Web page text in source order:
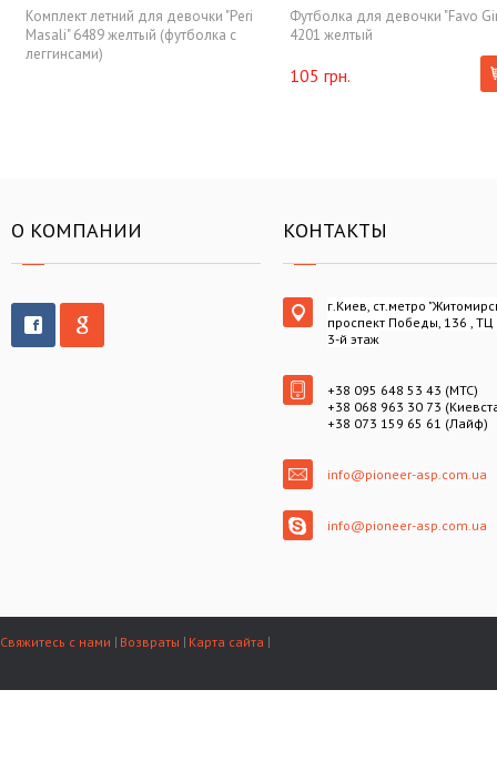
Комплект летний для девочки "Peri
Masali" 6489 желтый (футболка с
леггинсами)
Футболка для девочки "Favo
4201 желтый
105 грн.
О КОМПАНИИ КОНТАКТЫ
г.Киев, ст.метро
проспект Победы, 136 , ТЦ
3-й этаж
+38 095 648 53 43 (МТС)
+38 068 963 30 73
+38 073 159 65 61 (Лайф)
info@pioneer-asp.com.ua
info@pioneer-asp.com.ua
Свяжитесь с нами Возвраты Карта сайта